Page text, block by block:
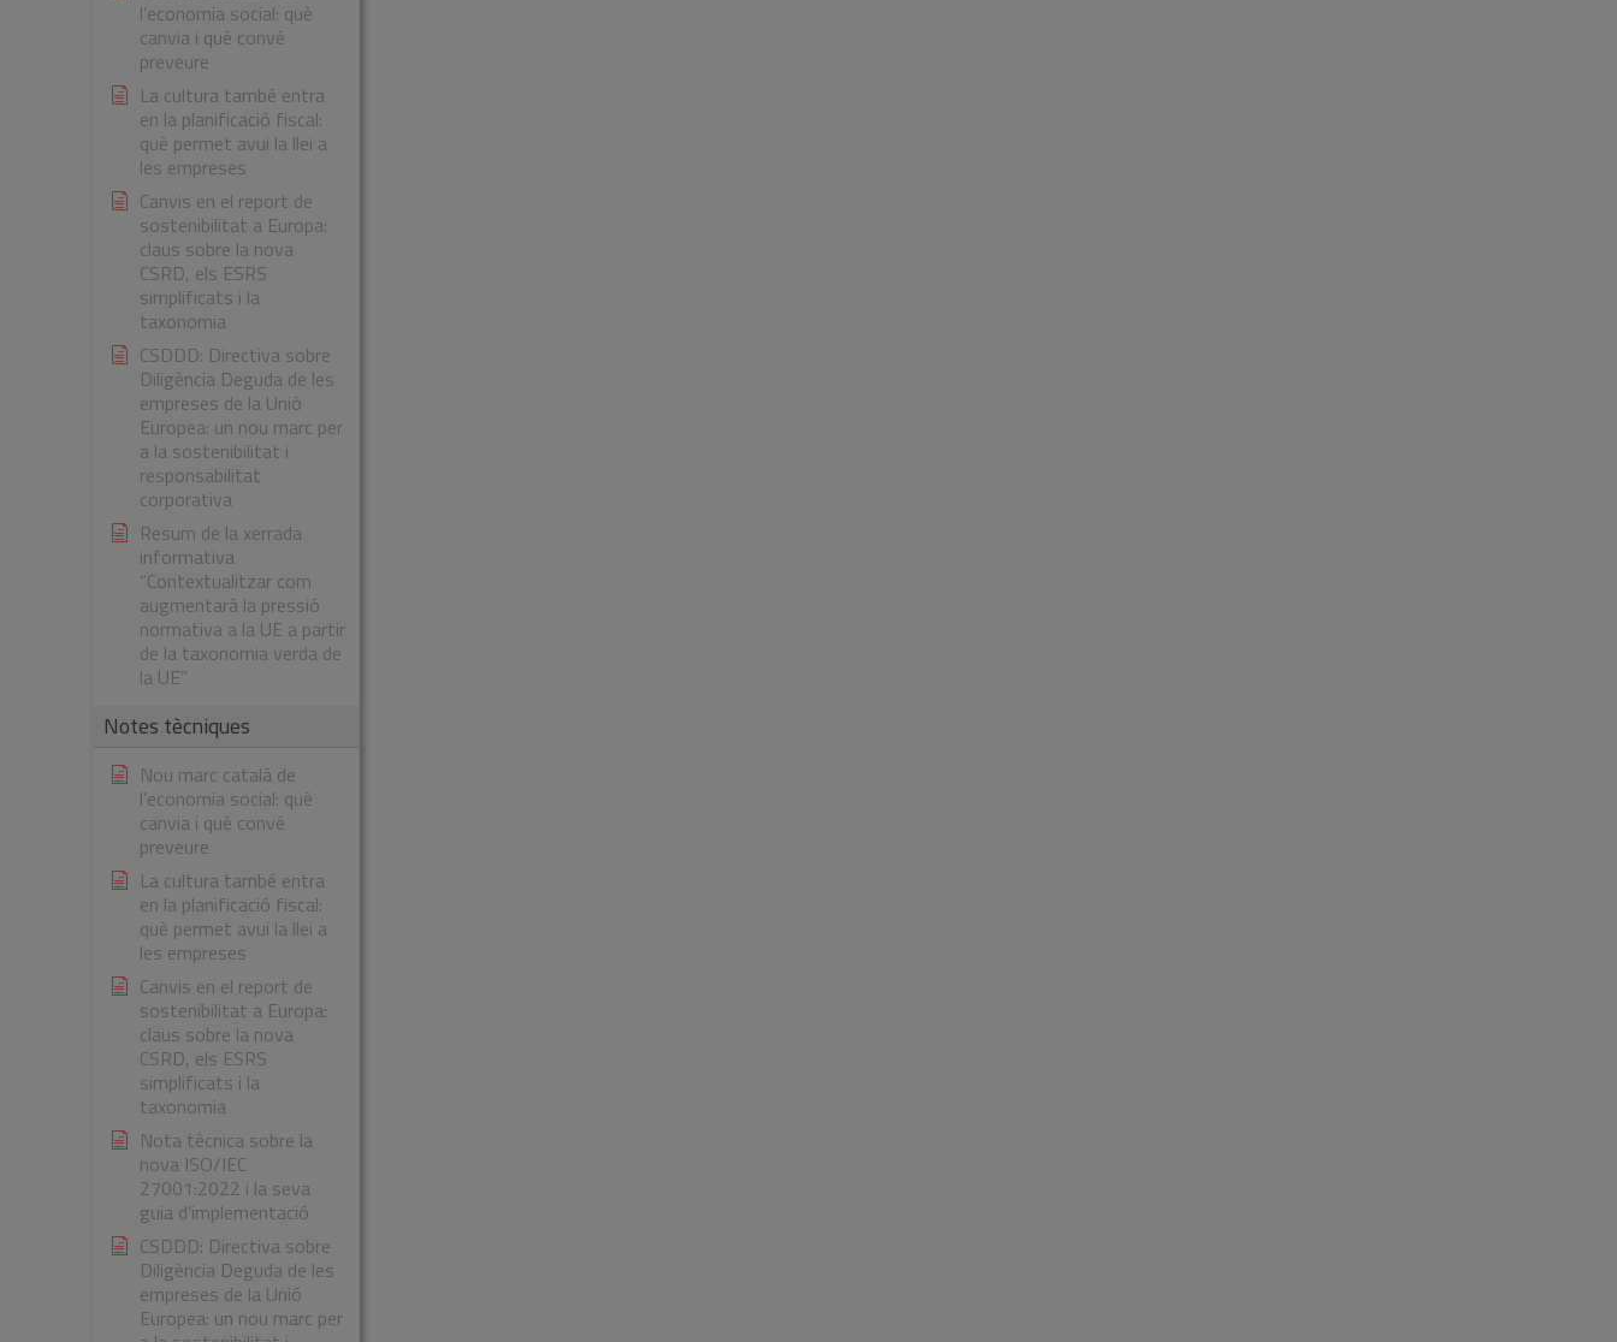
l’economia social: què
canvia i què convé
preveure
La cultura també entra
en la planificació fiscal:
què permet avui la llei a
les empreses
Canvis en el report de
sostenibilitat a Europa:
claus sobre la nova
CSRD, els ESRS
simplificats i la
taxonomia
CSDDD: Directiva sobre
Diligència Deguda de les
empreses de la Unió
Europea: un nou marc per
a la sostenibilitat i
responsabilitat
corporativa
Resum de la xerrada
informativa
“Contextualitzar com
augmentarà la pressió
normativa a la UE a partir
de la taxonomia verda de
la UE”
Notes tècniques
Nou marc català de
l’economia social: què
canvia i què convé
preveure
La cultura també entra
en la planificació fiscal:
què permet avui la llei a
les empreses
Canvis en el report de
sostenibilitat a Europa:
claus sobre la nova
CSRD, els ESRS
simplificats i la
taxonomia
Nota tècnica sobre la
nova ISO/IEC
27001:2022 i la seva
guia d’implementació
CSDDD: Directiva sobre
Diligència Deguda de les
empreses de la Unió
Europea: un nou marc per